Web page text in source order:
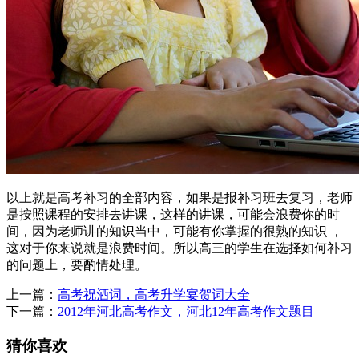
以上就是高考补习的全部内容，如果是报补习班去复习，老师
是按照课程的安排去讲课，这样的讲课，可能会浪费你的时
间，因为老师讲的知识当中，可能有你掌握的很熟的知识 ，
这对于你来说就是浪费时间。所以高三的学生在选择如何补习
的问题上，要酌情处理。
上一篇： 高考祝酒词，高考升学宴贺词大全
下一篇： 2012年河北高考作文，河北12年高考作文题目
猜你喜欢